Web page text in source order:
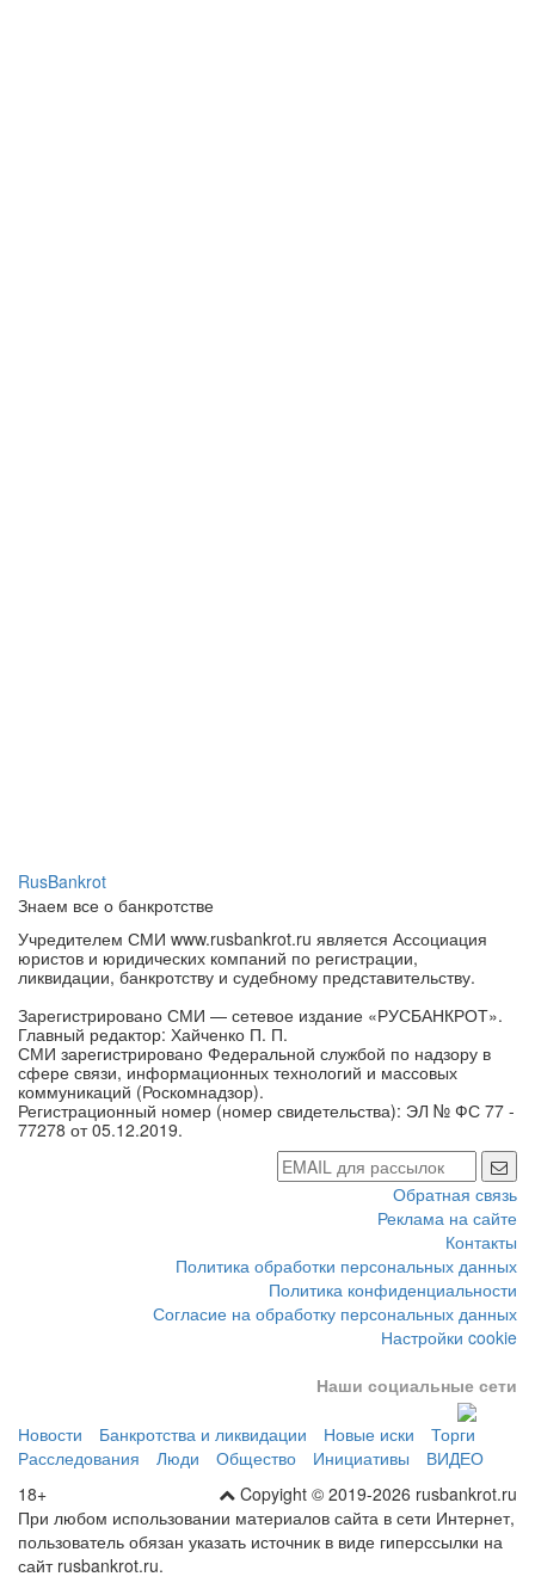
RusBankrot
Знаем все о банкротстве
Учредителем СМИ www.rusbankrot.ru является Ассоциация
юристов и юридических компаний по регистрации,
ликвидации, банкротству и судебному представительству.
Зарегистрировано СМИ — сетевое издание «РУСБАНКРОТ».
Главный редактор: Хайченко П. П.
СМИ зарегистрировано Федеральной службой по надзору в
сфере связи, информационных технологий и массовых
коммуникаций (Роскомнадзор).
Регистрационный номер (номер свидетельства): ЭЛ № ФС 77 -
77278 от 05.12.2019.
Обратная связь
Реклама на сайте
Контакты
Политика обработки персональных данных
Политика конфиденциальности
Согласие на обработку персональных данных
Настройки cookie
Наши социальные сети
Новости Банкротства и ликвидации Новые иски
Торги
Расследования
Люди Общество Инициативы
ВИДЕО
Copyight © 2019-2026 rusbankrot.ru
18+
При любом использовании материалов сайта в сети Интернет,
пользователь обязан указать источник в виде гиперссылки на
сайт rusbankrot.ru.